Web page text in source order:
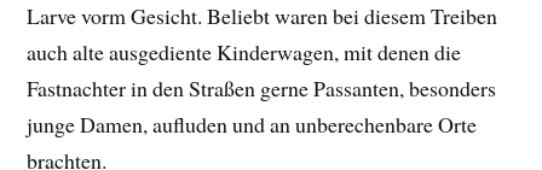
Larve vorm Gesicht. Beliebt waren bei diesem Treiben
auch alte ausgediente Kinderwagen, mit denen die
Fastnachter in den Straßen gerne Passanten, besonders
junge Damen, aufluden und an unberechenbare Orte
brachten.